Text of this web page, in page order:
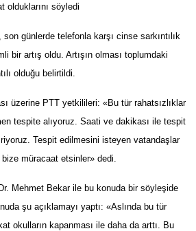
olduklarını söyledi
günlerde telefonla karşı cinse sarkıntılık
bir artış oldu. Artışın olması toplumdaki
olduğu belirtildi.
üzerine PTT yetkilileri: «Bu tür rahatsızlıklar
tespite alıyoruz. Saati ve dakikası ile tespit
Tespit edilmesini isteyen vatandaşlar
müracaat etsinler» dedi.
Mehmet Bekar ile bu konuda bir söyleşide
şu açıklamayı yaptı: «Aslında bu tür
okulların kapanması ile daha da arttı. Bu